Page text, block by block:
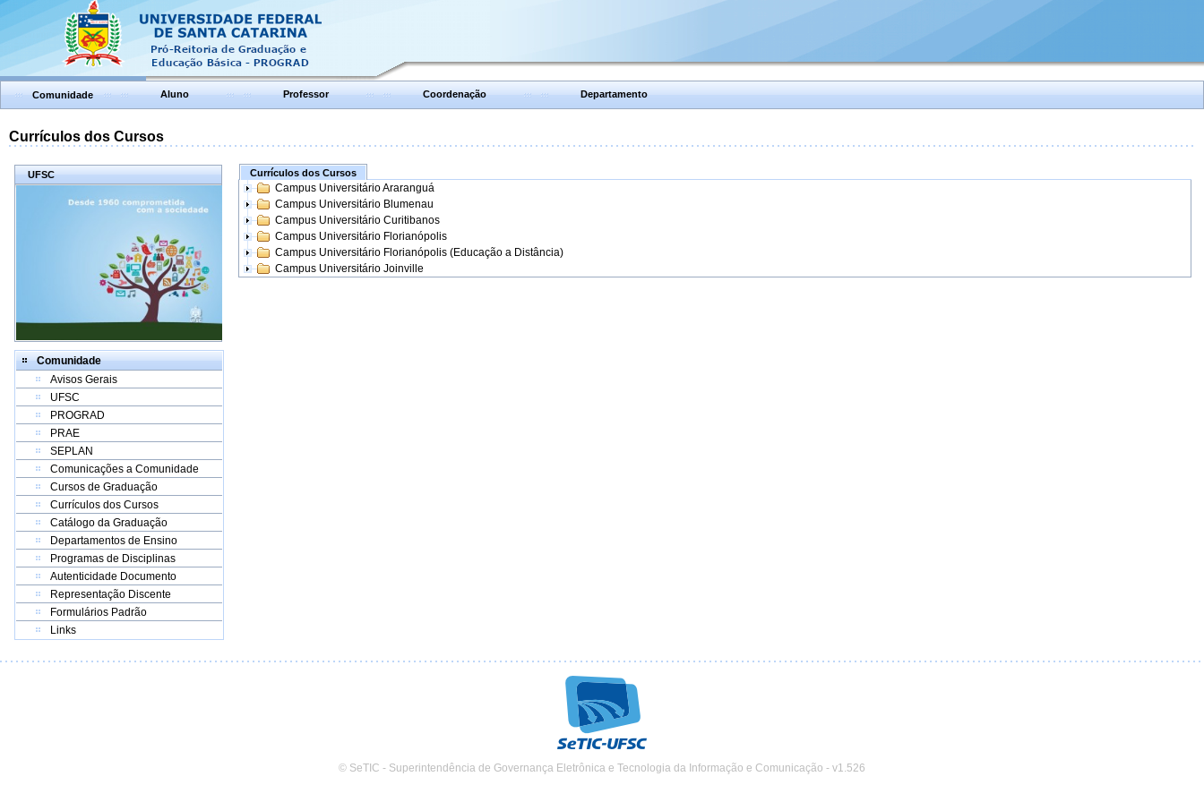
Comunidade Aluno Professor Coordenação Departamento
Currículos dos Cursos
UFSC
Comunidade
Avisos Gerais
UFSC
PROGRAD
PRAE
SEPLAN
Comunicações a Comunidade
Cursos de Graduação
Currículos dos Cursos
Catálogo da Graduação
Departamentos de Ensino
Programas de Disciplinas
Autenticidade Documento
Representação Discente
Formulários Padrão
Links
Currículos dos Cursos
Campus Universitário Araranguá
Campus Universitário Blumenau
Campus Universitário Curitibanos
Campus Universitário Florianópolis
Campus Universitário Florianópolis (Educação a Distância)
Campus Universitário Joinville
© SeTIC - Superintendência de Governança Eletrônica e Tecnologia da Informação e Comunicação - v1.526